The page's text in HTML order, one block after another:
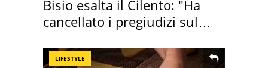
Bisio esalta il Cilento: "Ha
cancellato i pregiudizi sul
LIFESTYLE